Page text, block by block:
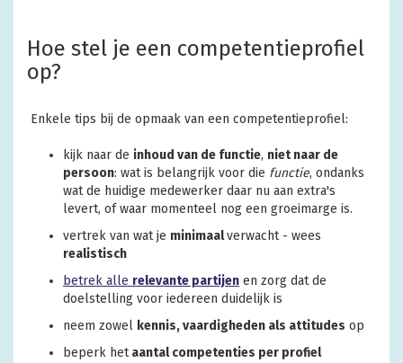
Hoe stel je een competentieprofiel
op?
Enkele tips bij de opmaak van een competentieprofiel:
kijk naar de inhoud van de functie, niet naar de
persoon: wat is belangrijk voor die functie, ondanks
wat de huidige medewerker daar nu aan extra's
levert, of waar momenteel nog een groeimarge is.
vertrek van wat je minimaalverwacht - wees
realistisch
betrek alle relevante partijen en zorg dat de
doelstelling voor iedereen duidelijk is
neem zowel kennis, vaardigheden als attitudes op
beperk hetaantal competenties per profiel